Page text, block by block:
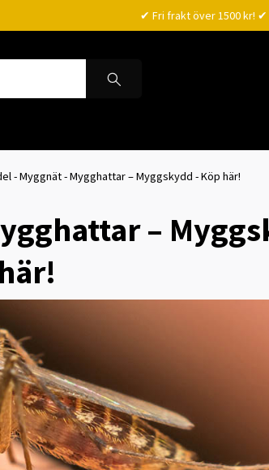
✔ Fri frakt över 1500 kr!
- Myggnät - Mygghattar – Myggskydd - Köp här!
–
här!